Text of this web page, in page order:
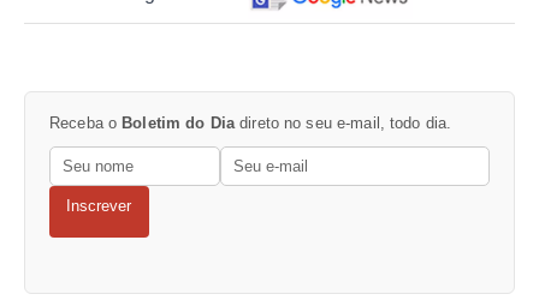
Receba o Boletim do Dia direto no seu e-mail, todo dia.
Inscrever